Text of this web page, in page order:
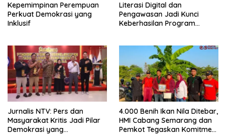
Kepemimpinan Perempuan
Perkuat Demokrasi yang
Inklusif
Literasi Digital dan
Pengawasan Jadi Kunci
Keberhasilan Program
Jurnalis NTV: Pers dan
Masyarakat Kritis Jadi Pilar
Demokrasi yang
4.000 Benih Ikan Nila Ditebar,
HMI Cabang Semarang dan
Pemkot Tegaskan Komitmen